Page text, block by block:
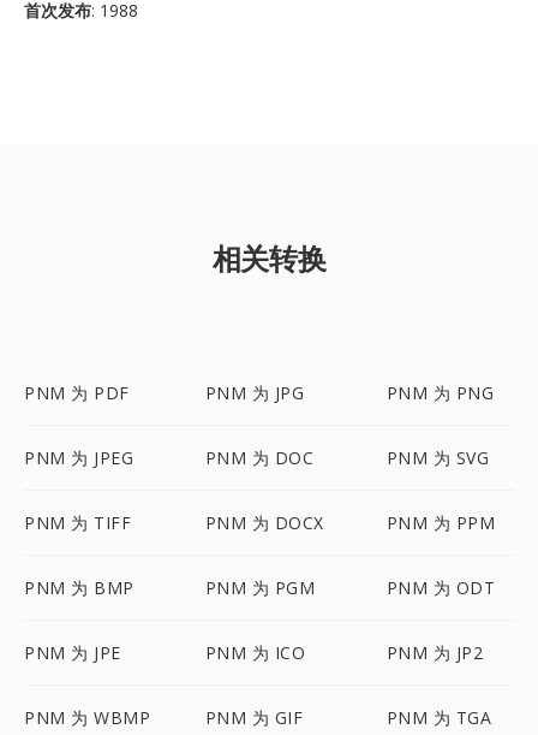
首次发布: 1988
相关转换
PNM 为 PDF PNM 为 JPG PNM 为 PNG
PNM 为 JPEG PNM 为 DOC PNM 为 SVG
PNM 为 TIFF PNM 为 DOCX PNM 为 PPM
PNM 为 BMP PNM 为 PGM PNM 为 ODT
PNM 为 JPE PNM 为 ICO PNM 为 JP2
PNM 为 WBMP PNM 为 GIF PNM 为 TGA